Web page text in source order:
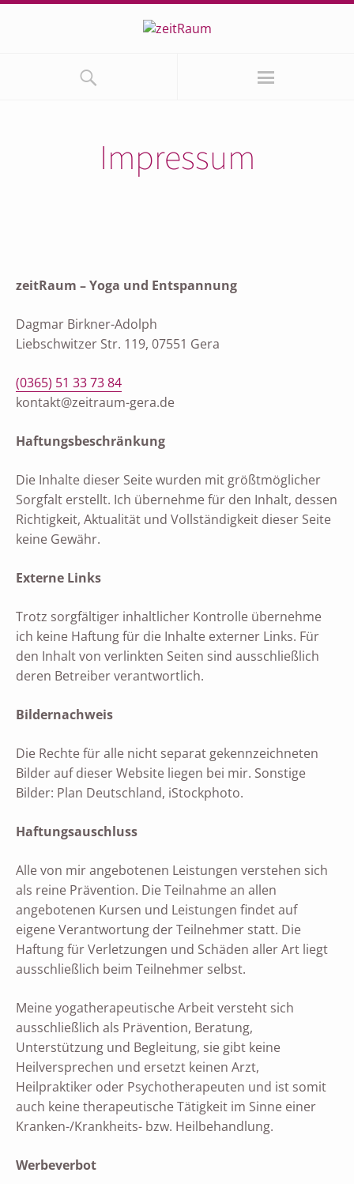
Impressum
zeitRaum – Yoga und Entspannung
Dagmar Birkner-Adolph
Liebschwitzer Str. 119, 07551 Gera
(0365) 51 33 73 84
kontakt@zeitraum-gera.de
Haftungsbeschränkung
Die Inhalte dieser Seite wurden mit größtmöglicher
Sorgfalt erstellt. Ich übernehme für den Inhalt, dessen
Richtigkeit, Aktualität und Vollständigkeit dieser Seite
keine Gewähr.
Externe Links
Trotz sorgfältiger inhaltlicher Kontrolle übernehme
ich keine Haftung für die Inhalte externer Links. Für
den Inhalt von verlinkten Seiten sind ausschließlich
deren Betreiber verantwortlich.
Bildernachweis
Die Rechte für alle nicht separat gekennzeichneten
Bilder auf dieser Website liegen bei mir. Sonstige
Bilder: Plan Deutschland, iStockphoto.
Haftungsauschluss
Alle von mir angebotenen Leistungen verstehen sich
als reine Prävention. Die Teilnahme an allen
angebotenen Kursen und Leistungen findet auf
eigene Verantwortung der Teilnehmer statt. Die
Haftung für Verletzungen und Schäden aller Art liegt
ausschließlich beim Teilnehmer selbst.
Meine yogatherapeutische Arbeit versteht sich
ausschließlich als Prävention, Beratung,
Unterstützung und Begleitung, sie gibt keine
Heilversprechen und ersetzt keinen Arzt,
Heilpraktiker oder Psychotherapeuten und ist somit
auch keine therapeutische Tätigkeit im Sinne einer
Kranken-/Krankheits- bzw. Heilbehandlung.
Werbeverbot